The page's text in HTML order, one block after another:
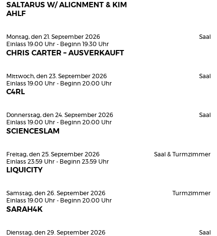
SALTARUS W/ ALIGNMENT & KIM
AHLF
Montag, den 21. September 2026
Einlass 19:00 Uhr - Beginn 19:30 Uhr
CHRIS CARTER – AUSVERKAUFT
Saal
Mittwoch, den 23. September 2026
Einlass 19:00 Uhr - Beginn 20:00 Uhr
C4RL
Saal
Donnerstag, den 24. September 2026
Einlass 19:00 Uhr - Beginn 20:00 Uhr
SCIENCESLAM
Saal
Freitag, den 25. September 2026
Einlass 23:59 Uhr - Beginn 23:59 Uhr
LIQUICITY
Saal & Turmzimmer
Samstag, den 26. September 2026
Einlass 19:00 Uhr - Beginn 20:00 Uhr
SARAH4K
Turmzimmer
Dienstag, den 29. September 2026
Saal